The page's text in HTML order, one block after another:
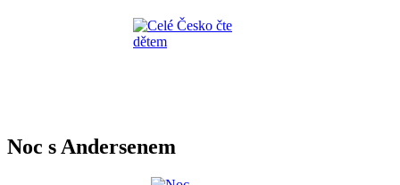
Noc s Andersenem